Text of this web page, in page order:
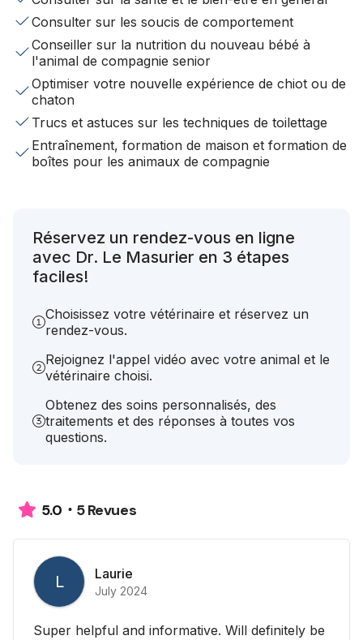
Consulter sur les soucis de comportement
Conseiller sur la nutrition du nouveau bébé à
l'animal de compagnie senior
Optimiser votre nouvelle expérience de chiot ou de
chaton
Trucs et astuces sur les techniques de toilettage
Entraînement, formation de maison et formation de
boîtes pour les animaux de compagnie
Réservez un rendez-vous en ligne
avec Dr. Le Masurier en 3 étapes
faciles!
Choisissez votre vétérinaire et réservez un
rendez-vous.
Rejoignez l'appel vidéo avec votre animal et le
vétérinaire choisi.
Obtenez des soins personnalisés, des
traitements et des réponses à toutes vos
questions.
5.0 5 Revues
L Laurie
July 2024
Super helpful and informative. Will definitely be